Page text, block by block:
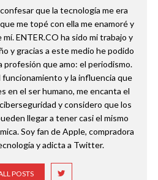
que la tecnología me era
me topé con ella me enamoré y
ENTER.CO ha sido mi trabajo y
y gracias a este medio he podido
profesión que amo: el periodismo.
funcionamiento y la influencia que
en el ser humano, me encanta el
y considero que los
llegar a tener casi el mismo
Soy fan de Apple, compradora
y adicta a Twitter.
POSTS